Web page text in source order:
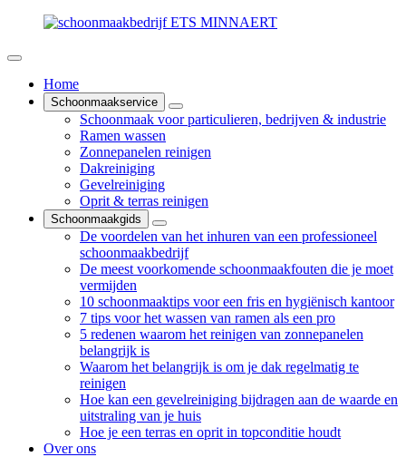
Home
Schoonmaakservice
Schoonmaak voor particulieren, bedrijven & industrie
Ramen wassen
Zonnepanelen reinigen
Dakreiniging
Gevelreiniging
Oprit & terras reinigen
Schoonmaakgids
De voordelen van het inhuren van een professioneel
schoonmaakbedrijf
De meest voorkomende schoonmaakfouten die je moet
vermijden
10 schoonmaaktips voor een fris en hygiënisch kantoor
7 tips voor het wassen van ramen als een pro
5 redenen waarom het reinigen van zonnepanelen
belangrijk is
Waarom het belangrijk is om je dak regelmatig te
reinigen
Hoe kan een gevelreiniging bijdragen aan de waarde en
uitstraling van je huis
Hoe je een terras en oprit in topconditie houdt
Over ons